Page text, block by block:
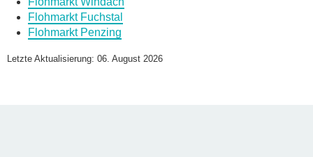
Name des Flohmarkts
Flohmarkt Fuchstal
Flohmarkt Penzing
Letzte Aktualisierung: 06. August 2026